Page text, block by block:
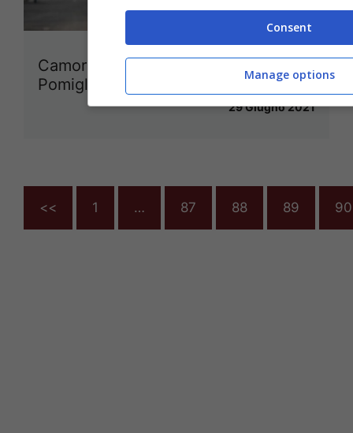
Camorra, operazione tra Acerra e
Pomigliano: 17 misure cautelari
29 Giugno 2021
<< 1 … 87 88 89 90
Consent
Manage options